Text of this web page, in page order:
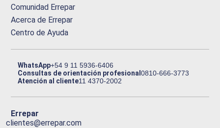
Comunidad Errepar
Acerca de Errepar
Centro de Ayuda
WhatsApp+54 9 11 5936-6406
Consultas de orientación profesional0810-666-3773
Atención al cliente11 4370-2002
Errepar
clientes@errepar.com